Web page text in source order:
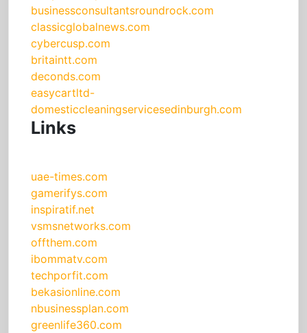
businessconsultantsroundrock.com
classicglobalnews.com
cybercusp.com
britaintt.com
deconds.com
easycartltd-
domesticcleaningservicesedinburgh.com
Links
uae-times.com
gamerifys.com
inspiratif.net
vsmsnetworks.com
offthem.com
ibommatv.com
techporfit.com
bekasionline.com
nbusinessplan.com
greenlife360.com